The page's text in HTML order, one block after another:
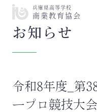
兵庫県高等学校
商業教育協会
お知らせ
令和8年度_第
ープロ競技大